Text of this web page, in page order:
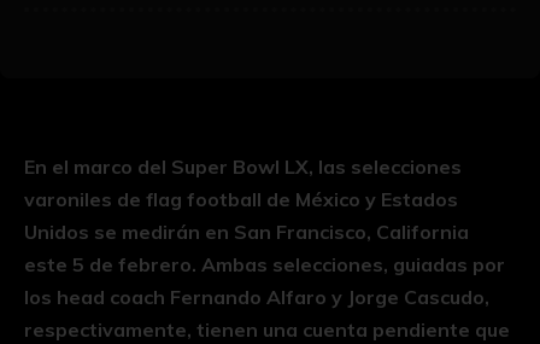
En el marco del Super Bowl LX, las selecciones
varoniles de flag football de México y Estados
Unidos se medirán en San Francisco, California
este 5 de febrero. Ambas selecciones, guiadas por
los head coach Fernando Alfaro y Jorge Cascudo,
respectivamente, tienen una cuenta pendiente que